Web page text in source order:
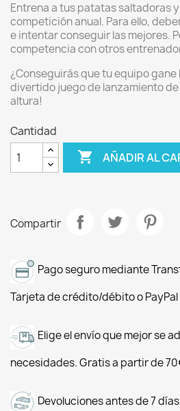
Entrena a tus patatas saltadoras
competición anual. Para ello,
e intentar conseguir las mejores.
competencia con otros
¿Conseguirás que tu equipo
divertido juego de lanzamiento
altura!
Cantidad
 AÑADIR AL
Compartir
Pago seguro mediante
Tarjeta de crédito/débito o PayPal
Elige el envío que mejor se
necesidades. Gratis a partir de
Devoluciones antes de 7